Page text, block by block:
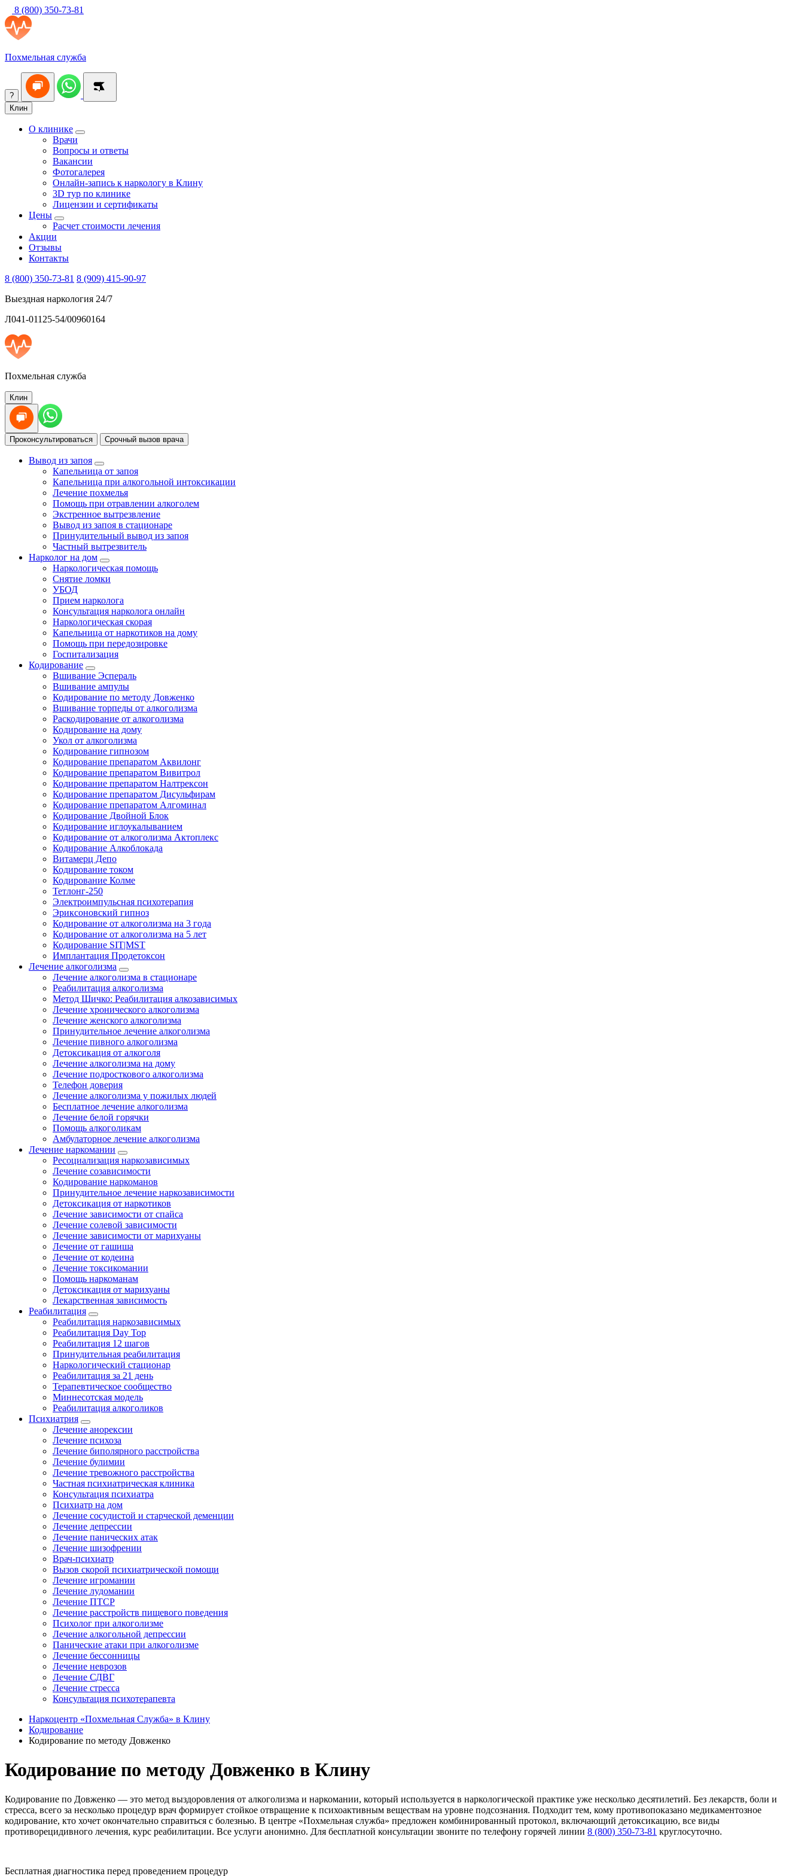
8 (800) 350-73-81
Похмельная служба
?
Клин
О клинике
Врачи
Вопросы и ответы
Вакансии
Фотогалерея
Онлайн-запись к наркологу в Клину
3D тур по клинике
Лицензии и сертификаты
Цены
Расчет стоимости лечения
Акции
Отзывы
Контакты
8 (800) 350-73-81 8 (909) 415-90-97
Выездная наркология 24/7
Л041-01125-54/00960164
Похмельная служба
Клин
Проконсультироваться Срочный вызов врача
Вывод из запоя
Капельница от запоя
Капельница при алкогольной интоксикации
Лечение похмелья
Помощь при отравлении алкоголем
Экстренное вытрезвление
Вывод из запоя в стационаре
Принудительный вывод из запоя
Частный вытрезвитель
Нарколог на дом
Наркологическая помощь
Снятие ломки
УБОД
Прием нарколога
Консультация нарколога онлайн
Наркологическая скорая
Капельница от наркотиков на дому
Помощь при передозировке
Госпитализация
Кодирование
Вшивание Эспераль
Вшивание ампулы
Кодирование по методу Довженко
Вшивание торпеды от алкоголизма
Раскодирование от алкоголизма
Кодирование на дому
Укол от алкоголизма
Кодирование гипнозом
Кодирование препаратом Аквилонг
Кодирование препаратом Вивитрол
Кодирование препаратом Налтрексон
Кодирование препаратом Дисульфирам
Кодирование препаратом Алгоминал
Кодирование Двойной Блок
Кодирование иглоукалыванием
Кодирование от алкоголизма Актоплекс
Кодирование Алкоблокада
Витамерц Депо
Кодирование током
Кодирование Колме
Тетлонг-250
Электроимпульсная психотерапия
Эриксоновский гипноз
Кодирование от алкоголизма на 3 года
Кодирование от алкоголизма на 5 лет
Кодирование SIT|MST
Имплантация Продетоксон
Лечение алкоголизма
Лечение алкоголизма в стационаре
Реабилитация алкоголизма
Метод Шичко: Реабилитация алкозависимых
Лечение хронического алкоголизма
Лечение женского алкоголизма
Принудительное лечение алкоголизма
Лечение пивного алкоголизма
Детоксикация от алкоголя
Лечение алкоголизма на дому
Лечение подросткового алкоголизма
Телефон доверия
Лечение алкоголизма у пожилых людей
Бесплатное лечение алкоголизма
Лечение белой горячки
Помощь алкоголикам
Амбулаторное лечение алкоголизма
Лечение наркомании
Ресоциализация наркозависимых
Лечение созависимости
Кодирование наркоманов
Принудительное лечение наркозависимости
Детоксикация от наркотиков
Лечение зависимости от спайса
Лечение солевой зависимости
Лечение зависимости от марихуаны
Лечение от гашиша
Лечение от кодеина
Лечение токсикомании
Помощь наркоманам
Детоксикация от марихуаны
Лекарственная зависимость
Реабилитация
Реабилитация наркозависимых
Реабилитация Day Top
Реабилитация 12 шагов
Принудительная реабилитация
Наркологический стационар
Реабилитация за 21 день
Терапевтическое сообщество
Миннесотская модель
Реабилитация алкоголиков
Психиатрия
Лечение анорексии
Лечение психоза
Лечение биполярного расстройства
Лечение булимии
Лечение тревожного расстройства
Частная психиатрическая клиника
Консультация психиатра
Психиатр на дом
Лечение сосудистой и старческой деменции
Лечение депрессии
Лечение панических атак
Лечение шизофрении
Врач-психиатр
Вызов скорой психиатрической помощи
Лечение игромании
Лечение лудомании
Лечение ПТСР
Лечение расстройств пищевого поведения
Психолог при алкоголизме
Лечение алкогольной депрессии
Панические атаки при алкоголизме
Лечение бессонницы
Лечение неврозов
Лечение СДВГ
Лечение стресса
Консультация психотерапевта
Наркоцентр «Похмельная Служба» в Клину
Кодирование
Кодирование по методу Довженко
Кодирование по методу Довженко в Клину
Кодирование по Довженко — это метод выздоровления от алкоголизма и наркомании, который используется в наркологической практике уже несколько десятилетий. Без лекарств, боли и
стресса, всего за несколько процедур врач формирует стойкое отвращение к психоактивным веществам на уровне подсознания. Подходит тем, кому противопоказано медикаментозное
кодирование, кто хочет окончательно справиться с болезнью. В центре «Похмельная служба» предложен комбинированный протокол, включающий детоксикацию, все виды
противорецидивного лечения, курс реабилитации. Все услуги анонимно. Для бесплатной консультации звоните по телефону горячей линии 8 (800) 350-73-81 круглосуточно.
Бесплатная диагностика перед проведением процедур